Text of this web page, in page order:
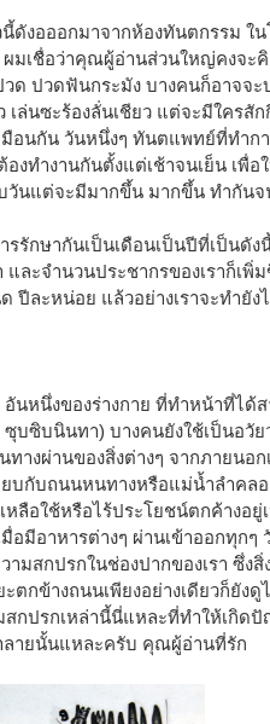
ดังอออกมาจากห้องทันตกรรม ใน
มเชื่อว่าคุณผู้อ่านส่วนใหญ่คงจะคิ
ด ปวดฟันกระมัง บางคนก็อาจจ
ล่นซะร้องลั่นเชียว แต่จะมีใครสั
อนกัน วันหนึ่งๆ ทันตแพทย์ที่ทำก
งทำงานกันตั้งแต่เช้าจนเย็น เพื่อ
วันแต่จะมีมากขึ้น มากขึ้น ทำกันจ
รักษากันเป็นเดือนเป็นปีที่เป็นดัง
ละจำนวนประชากรของเราก็เพิ่
ละหน่อย แล้วอย่างเราจะทำยัง
อันหนึ่งของร่างกาย ที่ทำหน้าที่ได้
บซิบนินทา) บางคนยังใช้เป็นอวัย
างผ่านของสิ่งต่างๆ จากภายนอก
ยบกับถนนหนทางหรือแม่น้ำลำคล
ลือใช้หรือไร้ประโยชน์ตกค้างอยู่
มีอาหารต่างๆ ผ่านเข้าออกทุกๆ
มสกปรกในช่องปากของเรา ซึ่ง
ตกข้างถนนเพียงอย่างเดียวก็ยัง
กปรกเหล่านี้นี่แหละที่ทำให้เกิด
ลายนั้นแหละครับ คุณผู้อ่านที่รัก